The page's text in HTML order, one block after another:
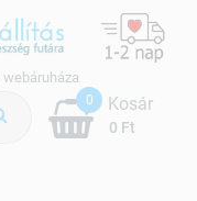
0
0 Ft
Kosár